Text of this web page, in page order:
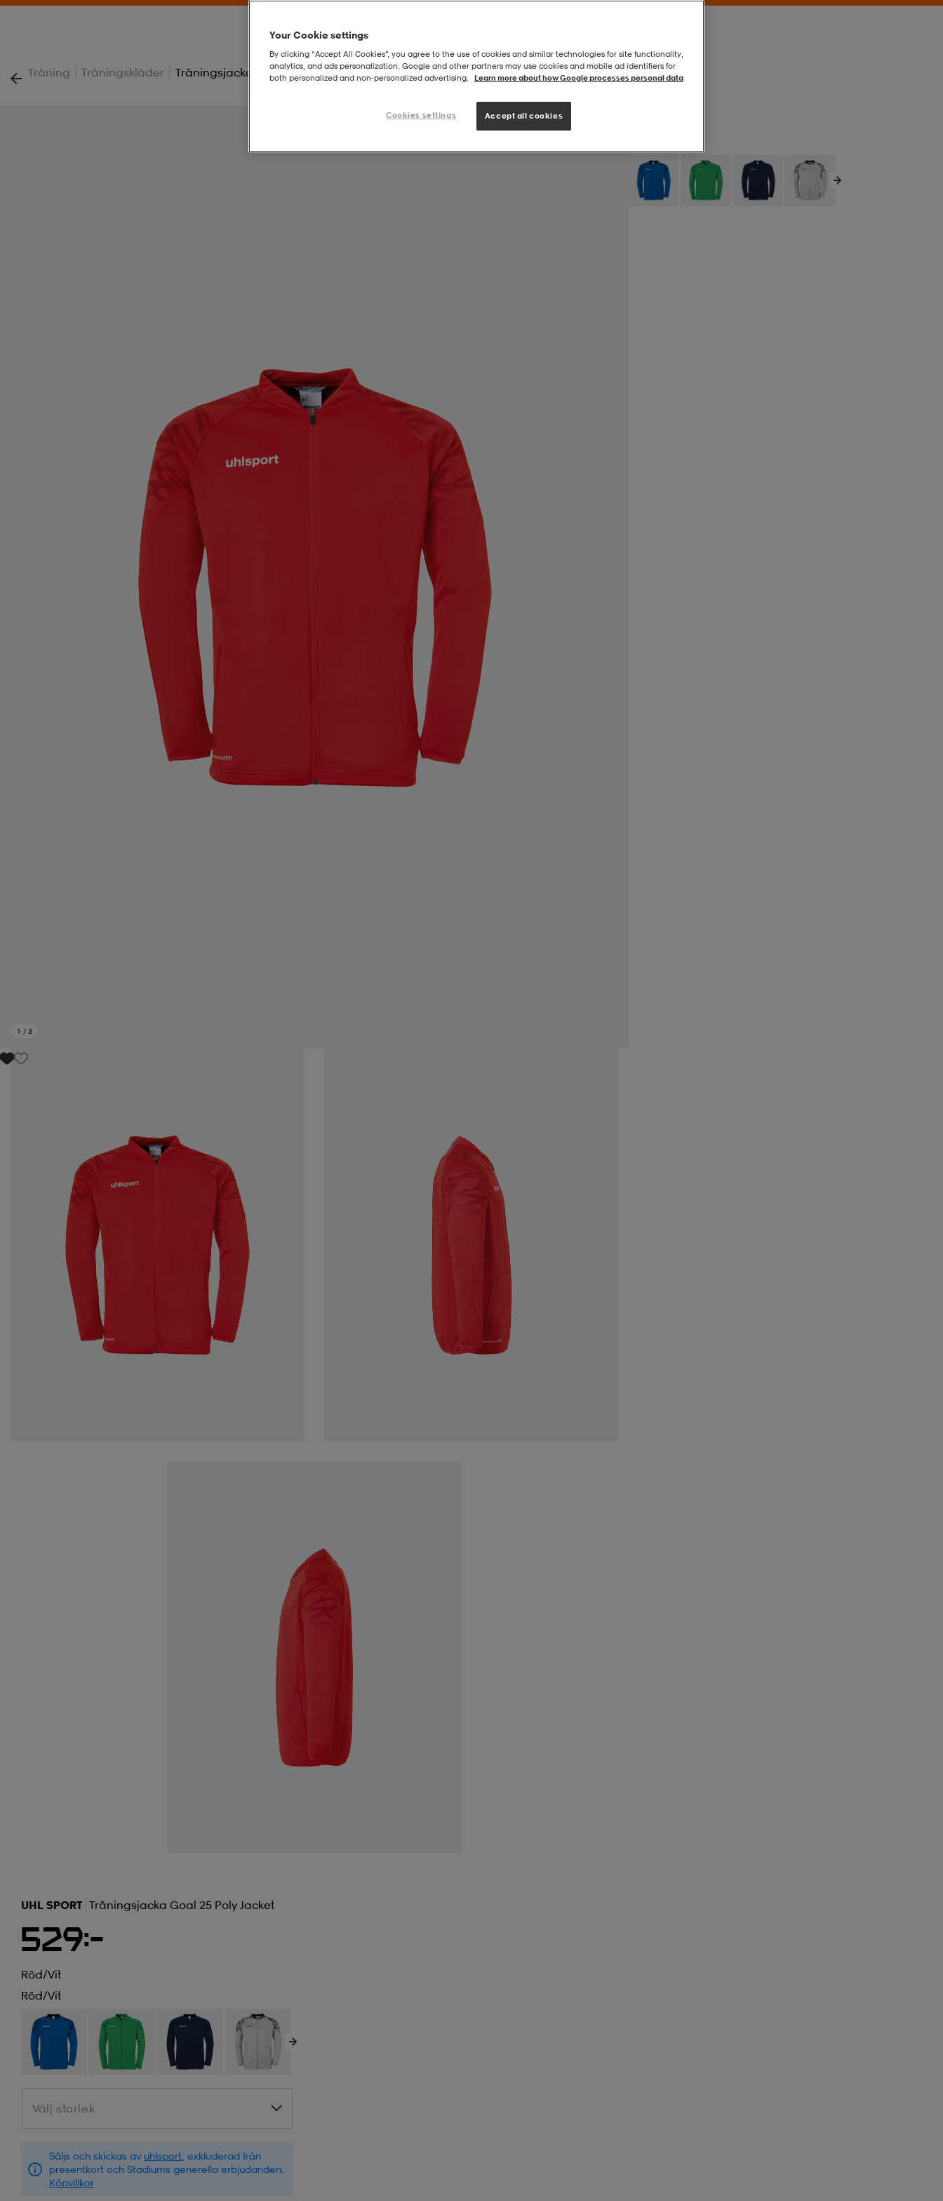
Träning | Träningskläder | Träningsjacka Goal 25 Poly Jacket
1 / 3
UHL SPORT Träningsjacka Goal 25 Poly Jacket
529:-
Röd/vit
Röd/vit
Välj storlek
Välj storlek
Säljs och skickas av uhlsport , exkluderad från
presentkort och Stadiums generella erbjudanden.
Köpvillkor
Your Cookie settings
By clicking “Accept All Cookies”, you agree to the use of cookies and similar technologies for site functionality,
analytics, and ads personalization. Google and other partners may use cookies and mobile ad identifiers for
both personalized and non‑personalized advertising.
Learn more about how Google processes personal data
Cookies settings Accept all cookies